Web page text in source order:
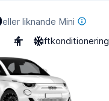
eller liknande Mini
4 Luftkonditionering